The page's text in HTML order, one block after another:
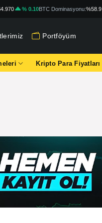
% 0.10BTC Dominasyonu:%58.9
Portföyüm
Kripto Para Fiyatları